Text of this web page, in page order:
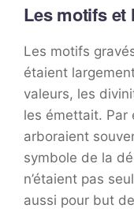
Les motifs
Les motifs
étaient
valeurs, les
les émettait. Par
arboraient
symbole de la
n’étaient pas
aussi pour but